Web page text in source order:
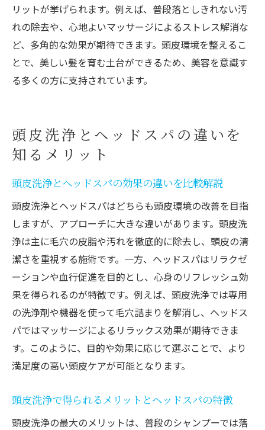
リットが挙げられます。例えば、普段落としきれない汚
れの除去や、心地よいマッサージによるストレス解消な
ど、多角的な効果が期待できます。頭皮環境を整えるこ
とで、美しい髪を育む土台ができるため、美容を意識す
る多くの方に支持されています。
頭皮洗浄とヘッドスパの違いを
知るメリット
頭皮洗浄とヘッドスパの効果の違いを比較解説
頭皮洗浄とヘッドスパはどちらも頭皮環境の改善を目指
しますが、アプローチに大きな違いがあります。頭皮洗
浄は主に毛穴の皮脂や汚れを徹底的に除去し、頭皮の清
潔さを重視する施術です。一方、ヘッドスパはリラクゼ
ーションや血行促進を目的とし、心身のリフレッシュ効
果を得られるのが特徴です。例えば、頭皮洗浄では専用
の洗浄剤や機器を使って毛穴詰まりを解消し、ヘッドス
パではマッサージによるリラックス効果が期待できま
す。このように、目的や効果に応じて選ぶことで、より
満足度の高い頭皮ケアが可能となります。
頭皮洗浄で得られるメリットとヘッドスパの特徴
頭皮洗浄の最大のメリットは、普段のシャンプーでは落